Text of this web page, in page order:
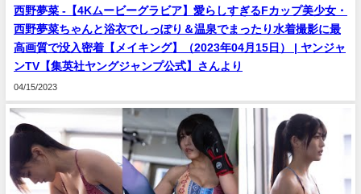
西野夢菜 -【4Kムービーグラビア】愛らしすぎるFカップ美少女・
西野夢菜ちゃんと浴衣でしっぽり＆温泉でまったり水着撮影に最
高画質で没入密着【メイキング】（2023年04月15日） | ヤンジャ
ンTV【集英社ヤングジャンプ公式】さんより
04/15/2023